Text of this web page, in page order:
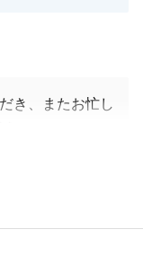
き、またお忙し
円滑にお取引を
り御礼申し上げ